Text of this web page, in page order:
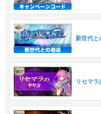
新世代と
リセマラ